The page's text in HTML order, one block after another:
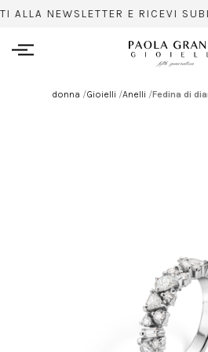
ALLA NEWSLETTER E RICEVI
donna /Gioielli /Anelli /Fedina di